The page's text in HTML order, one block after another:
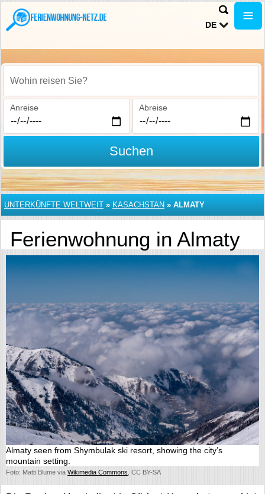
DE
Wohin reisen Sie?
Anreise Abreise
Suchen
UNTERKÜNFTE WELTWEIT » KASACHSTAN » ALMATY
Ferienwohnung in Almaty
Almaty seen from Shymbulak ski resort, showing the city’s
mountain setting.
Foto: Matti Blume via Wikimedia Commons , CC BY-SA